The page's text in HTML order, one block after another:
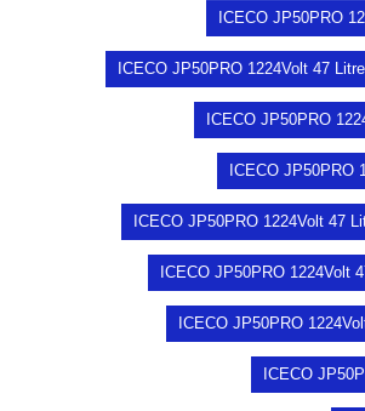
ICECO JP50PRO
ICECO JP50PRO 1224Volt 47
ICECO JP50PRO
ICECO JP50PRO
ICECO JP50PRO 1224Volt 47
ICECO JP50PRO 1224Volt
ICECO JP50PRO
ICECO